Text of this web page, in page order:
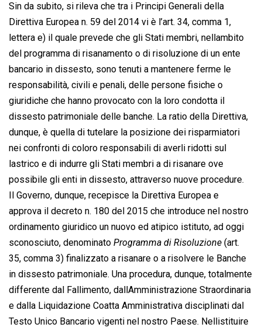
Sin da subito, si rileva che tra i Principi Generali della
Direttiva Europea n. 59 del 2014 vi è l’art. 34, comma 1,
lettera e) il quale prevede che gli Stati membri, nellambito
del programma di risanamento o di risoluzione di un ente
bancario in dissesto, sono tenuti a mantenere ferme le
responsabilità, civili e penali, delle persone fisiche o
giuridiche che hanno provocato con la loro condotta il
dissesto patrimoniale delle banche. La ratio della Direttiva,
dunque, è quella di tutelare la posizione dei risparmiatori
nei confronti di coloro responsabili di averli ridotti sul
lastrico e di indurre gli Stati membri a di risanare ove
possibile gli enti in dissesto, attraverso nuove procedure.
Il Governo, dunque, recepisce la Direttiva Europea e
approva il decreto n. 180 del 2015 che introduce nel nostro
ordinamento giuridico un nuovo ed atipico istituto, ad oggi
sconosciuto, denominato  Programma di Risoluzione  (art.
35, comma 3) finalizzato a risanare o a risolvere le Banche
in dissesto patrimoniale. Una procedura, dunque, totalmente
differente dal Fallimento, dallAmministrazione Straordinaria
e dalla Liquidazione Coatta Amministrativa disciplinati dal
Testo Unico Bancario vigenti nel nostro Paese. Nellistituire